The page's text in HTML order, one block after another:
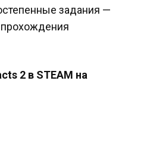
задания —
2 в STEAM на